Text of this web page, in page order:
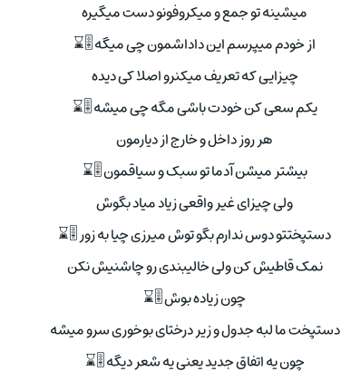
میشینه تو جمع و میکروفونو دست میگیره
از خودم میپرسم این داداشمون چی میگه 🎚⌛
چیزایی که تعریف میکنرو اصلا کی دیده
یکم سعی کن خودت باشی مگه چی میشه 🎚⌛
هر روز داخل و خارج از دیارمون
بیشتر میشن آدما تو سبک و سیاقمون 🎚⌛
ولی چیزای غیر واقعی زیاد میاد بگوش
دستپختتو دوس ندارم بگو توش میرزی چیا به زور 🎚⌛
نمک قاطیش کن ولی خالیبندی رو چاشنیش نکن
چون زیاده بوش 🎚⌛
دستپخت ما لبه جدول و زیر درختای بوخوری سرو میشه
چون یه اتفاق جدید یعنی یه شعر دیگه 🎚⌛